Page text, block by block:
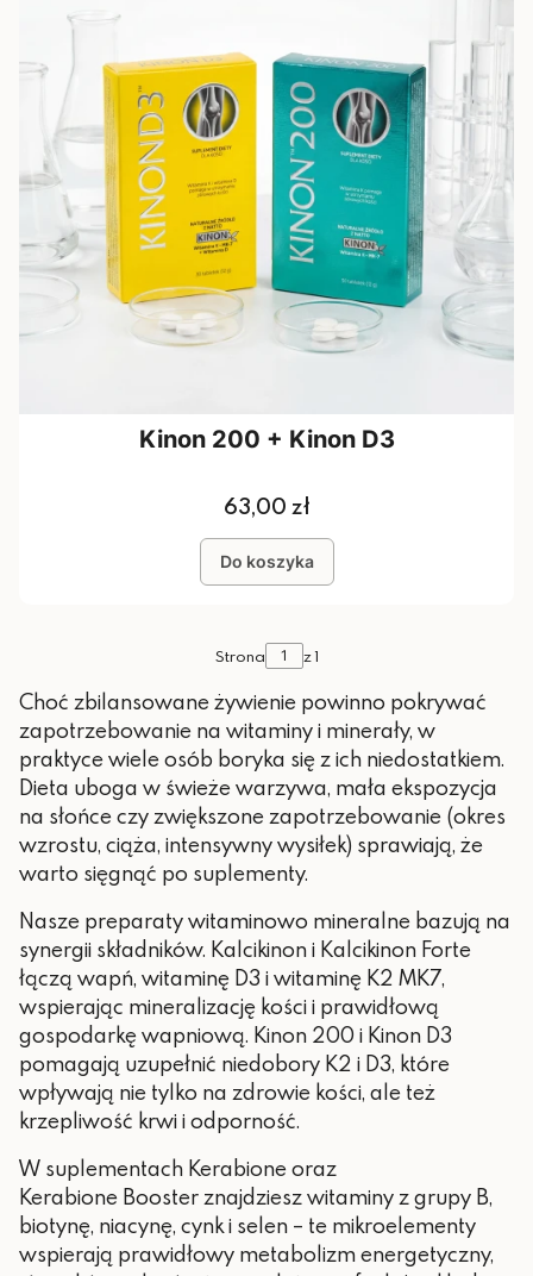
Kinon 200 + Kinon D3
Cena
63,00 zł
Do koszyka
Strona z 1
Choć zbilansowane żywienie powinno pokrywać
zapotrzebowanie na witaminy i minerały, w
praktyce wiele osób boryka się z ich niedostatkiem.
Dieta uboga w świeże warzywa, mała ekspozycja
na słońce czy zwiększone zapotrzebowanie (okres
wzrostu, ciąża, intensywny wysiłek) sprawiają, że
warto sięgnąć po suplementy.
Nasze preparaty witaminowo mineralne bazują na
synergii składników. Kalcikinon i Kalcikinon Forte
łączą wapń, witaminę D3 i witaminę K2 MK7,
wspierając mineralizację kości i prawidłową
gospodarkę wapniową. Kinon 200 i Kinon D3
pomagają uzupełnić niedobory K2 i D3, które
wpływają nie tylko na zdrowie kości, ale też
krzepliwość krwi i odporność.
W suplementach Kerabione oraz
Kerabione Booster znajdziesz witaminy z grupy B,
biotynę, niacynę, cynk i selen – te mikroelementy
wspierają prawidłowy metabolizm energetyczny,